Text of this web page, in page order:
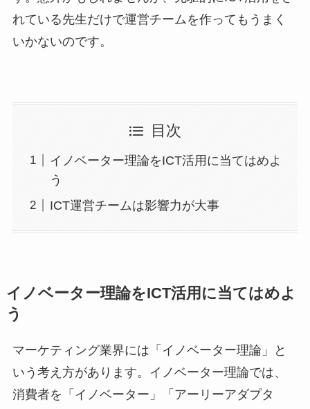
れている先生だけで運営チームを作ってもうまく
いかないのです。
目次
イノベーター理論をICT活用に当てはめよ
う
ICT運営チームは影響力が大事
イノベーター理論をICT活用に当てはめよ
う
マーケティング業界には「イノベーター理論」と
いう考え方があります。イノベーター理論では、
消費者を「イノベーター」「アーリーアダプタ